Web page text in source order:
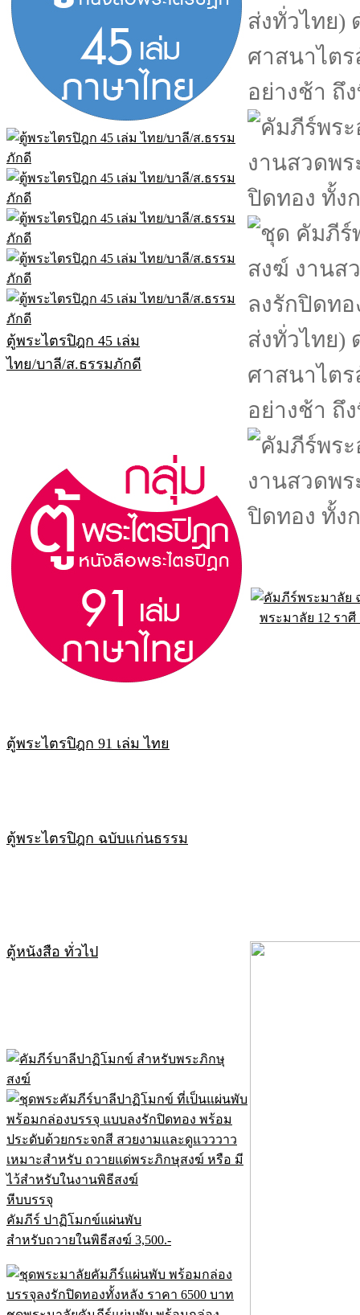
ตู้พระไตรปิฎก 45 เล่ม
ไทย/บาลี/ส.ธรรมภักดี
ตู้พระไตรปิฎก 91 เล่ม ไทย
ตู้พระไตรปิฎก ฉบับแก่นธรรม
ตู้หนังสือ ทั่วไป
หีบบรรจุ
คัมภีร์ ปาฏิโมกข์แผ่นพับ
สำหรับถวายในพิธีสงฆ์ 3,500.-
พระมาลัย 12 ราศี